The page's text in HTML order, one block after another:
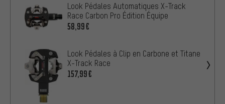
Look Pédales Automatiques X-Track
Race Carbon Pro Édition Équipe
58,99€
Look Pédales à Clip en Carbone et Titane
X-Track Race
157,99€